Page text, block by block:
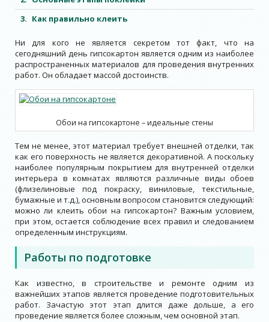
Как правильно клеить
Ни для кого не является секретом тот факт, что на
сегодняшний день гипсокартон является одним из наиболее
распространенных материалов для проведения внутренних
работ. Он обладает массой достоинств.
Обои на гипсокартоне – идеальные стены
Тем не менее, этот материал требует внешней отделки, так
как его поверхность не является декоративной. А поскольку
наиболее популярным покрытием для внутренней отделки
интерьера в комнатах являются различные виды обоев
(флизелиновые под покраску, виниловые, текстильные,
бумажные и т.д.), основным вопросом становится следующий:
можно ли клеить обои на гипсокартон? Важным условием,
при этом, остается соблюдение всех правил и следованием
определенным инструкциям.
Работы по подготовке
Как известно, в строительстве и ремонте одним из
важнейших этапов является проведение подготовительных
работ. Зачастую этот этап длится даже дольше, а его
проведение является более сложным, чем основной этап.